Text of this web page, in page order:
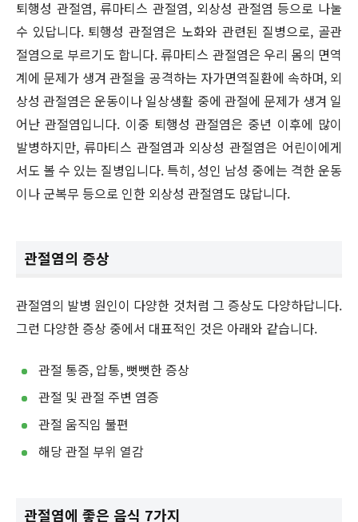
퇴행성 관절염, 류마티스 관절염, 외상성 관절염 등으로 나눌
수 있답니다. 퇴행성 관절염은 노화와 관련된 질병으로, 골관
절염으로 부르기도 합니다. 류마티스 관절염은 우리 몸의 면역
계에 문제가 생겨 관절을 공격하는 자가면역질환에 속하며, 외
상성 관절염은 운동이나 일상생활 중에 관절에 문제가 생겨 일
어난 관절염입니다. 이중 퇴행성 관절염은 중년 이후에 많이
발병하지만, 류마티스 관절염과 외상성 관절염은 어린이에게
서도 볼 수 있는 질병입니다. 특히, 성인 남성 중에는 격한 운동
이나 군복무 등으로 인한 외상성 관절염도 많답니다.
관절염의 증상
관절염의 발병 원인이 다양한 것처럼 그 증상도 다양하답니다.
그런 다양한 증상 중에서 대표적인 것은 아래와 같습니다.
관절 통증, 압통, 뻣뻣한 증상
관절 및 관절 주변 염증
관절 움직임 불편
해당 관절 부위 열감
관절염에 좋은 음식 7가지